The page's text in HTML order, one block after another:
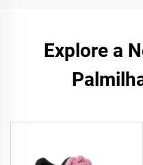
Explore a